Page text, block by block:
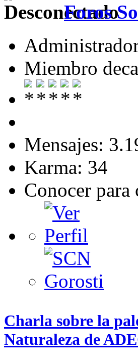
Foros
Miembro
Mensajes:
Karma: 34
Conocer para
Charla sobre la
Naturaleza de